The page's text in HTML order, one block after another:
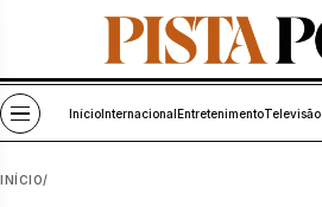
Pular para o conteúdo
Abrir menu
Início Internacional EntretenimentoTelevisão
INÍCIO/